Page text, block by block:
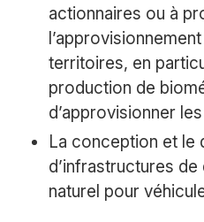
actionnaires ou à
territoires, en
production de
d’approvisionner
La conception et le
d’infrastructures
naturel pour